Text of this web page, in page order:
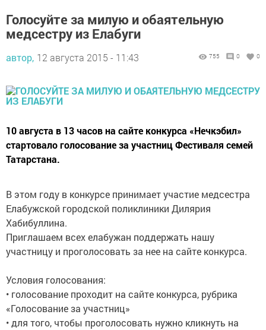
Голосуйте за милую и обаятельную
медсестру из Елабуги
автор, 12 августа 2015 - 11:43 755 0 0
10 августа в 13 часов на сайте конкурса «Нечкэбил»
стартовало голосование за участниц Фестиваля семей
Татарстана.
В этом году в конкурсе принимает участие медсестра
Елабужской городской поликлиники Дилярия
Хабибуллина.
Приглашаем всех елабужан поддержать нашу
участницу и проголосовать за нее на сайте конкурса.
Условия голосования:
• голосование проходит на сайте конкурса, рубрика
«Голосование за участниц»
• для того, чтобы проголосовать нужно кликнуть на